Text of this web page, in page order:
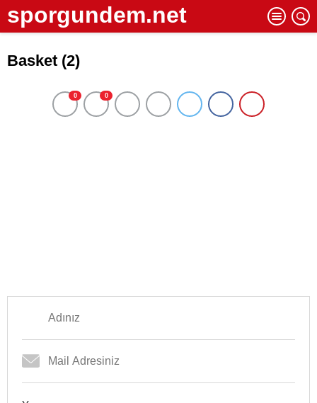
sporgundem.net
Basket (2)
0 0